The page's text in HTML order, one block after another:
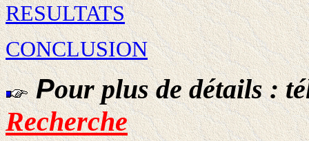
RESULTATS
CONCLUSION
Pour plus de détails :
Recherche